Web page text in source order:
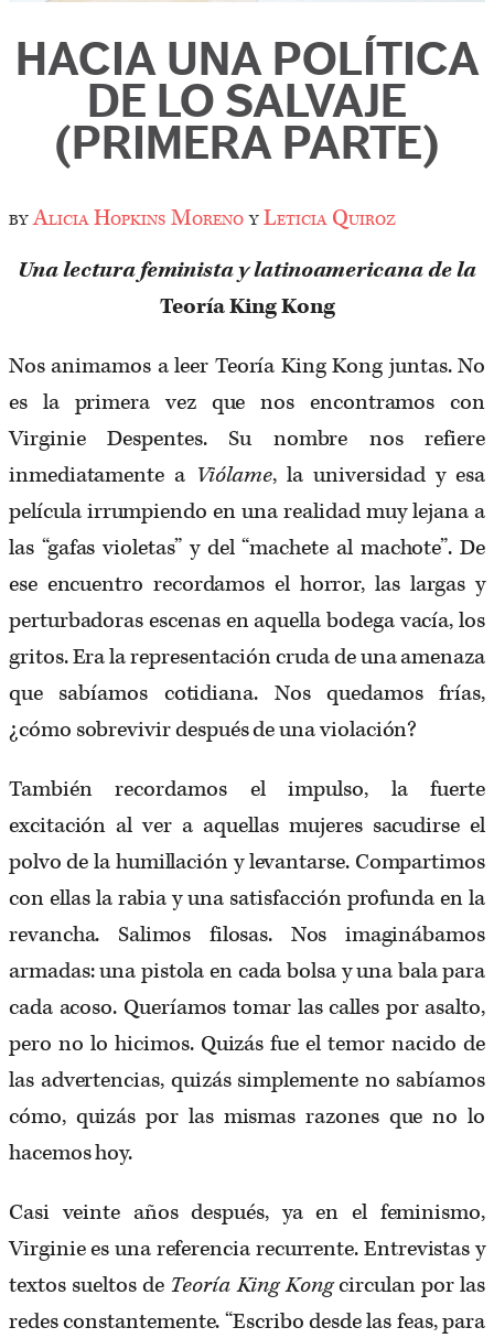
HACIA UNA POLÍTICA
DE LO SALVAJE
(PRIMERA PARTE)
byAlicia Hopkins MorenoyLeticia Quiroz
Una lectura feminista y latinoamericana de la
Teoría King Kong
Nos animamos a leer Teoría King Kong juntas. No
es la primera vez que nos encontramos con
Virginie Despentes. Su nombre nos refiere
inmediatamente a Viólame, la universidad y esa
película irrumpiendo en una realidad muy lejana a
las “gafas violetas” y del “machete al machote”. De
ese encuentro recordamos el horror, las largas y
perturbadoras escenas en aquella bodega vacía, los
gritos. Era la representación cruda de una amenaza
que sabíamos cotidiana. Nos quedamos frías,
¿cómo sobrevivir después de una violación?
También recordamos el impulso, la fuerte
excitación al ver a aquellas mujeres sacudirse el
polvo de la humillación y levantarse. Compartimos
con ellas la rabia y una satisfacción profunda en la
revancha. Salimos filosas. Nos imaginábamos
armadas: una pistola en cada bolsa y una bala para
cada acoso. Queríamos tomar las calles por asalto,
pero no lo hicimos. Quizás fue el temor nacido de
las advertencias, quizás simplemente no sabíamos
cómo, quizás por las mismas razones que no lo
hacemos hoy.
Casi veinte años después, ya en el feminismo,
Virginie es una referencia recurrente. Entrevistas y
textos sueltos de Teoría King Kongcirculan por las
redes constantemente. “Escribo desde las feas, para